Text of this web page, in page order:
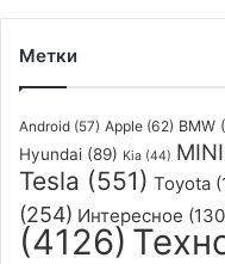
Метки
Android (57) Apple (62) BMW
Hyundai (89) Kia (44) MINI
Tesla (551) Toyota
(254) Интересное
(4126)